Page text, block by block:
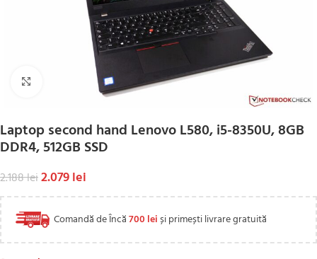
Click to enlarge
Laptop second hand Lenovo L580, i5-8350U, 8GB
DDR4, 512GB SSD
2.188lei2.079lei
Comandă de Încă700 leiși primești livrare gratuită